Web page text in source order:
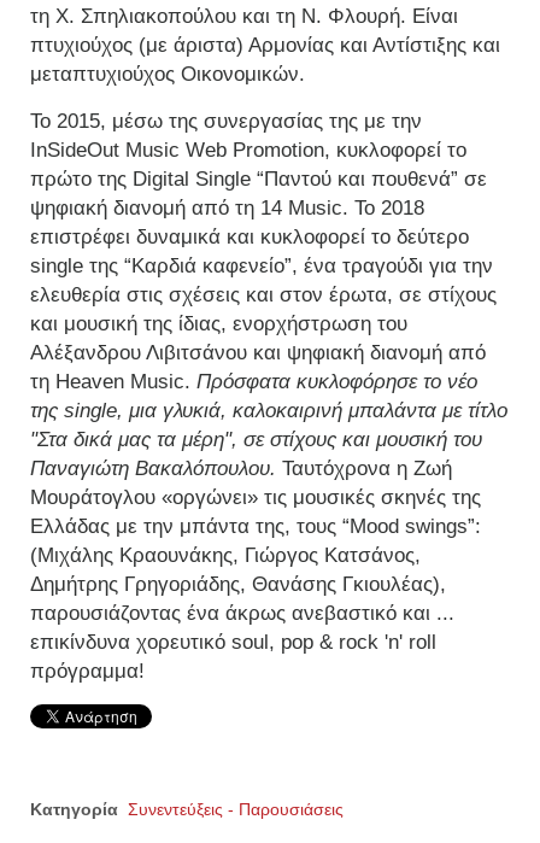
τη Χ. Σπηλιακοπούλου και τη Ν. Φλουρή. Είναι
πτυχιούχος (με άριστα) Αρμονίας και Αντίστιξης και
μεταπτυχιούχος Οικονομικών.
Το 2015, μέσω της συνεργασίας της με την
InSideOut Music Web Promotion, κυκλοφορεί το
πρώτο της Digital Single “Παντού και πουθενά” σε
ψηφιακή διανομή από τη 14 Music. Το 2018
επιστρέφει δυναμικά και κυκλοφορεί το δεύτερο
single της “Καρδιά καφενείο”, ένα τραγούδι για την
ελευθερία στις σχέσεις και στον έρωτα, σε στίχους
και μουσική της ίδιας, ενορχήστρωση του
Αλέξανδρου Λιβιτσάνου και ψηφιακή διανομή από
τη Heaven Music. Πρόσφατα κυκλοφόρησε το νέο
της single, μια γλυκιά, καλοκαιρινή μπαλάντα με τίτλο
"Στα δικά μας τα μέρη", σε στίχους και μουσική του
Παναγιώτη Βακαλόπουλου. Ταυτόχρονα η Ζωή
Μουράτογλου «οργώνει» τις μουσικές σκηνές της
Ελλάδας με την μπάντα της, τους “Mood swings”:
(Μιχάλης Κραουνάκης, Γιώργος Κατσάνος,
Δημήτρης Γρηγοριάδης, Θανάσης Γκιουλέας),
παρουσιάζοντας ένα άκρως ανεβαστικό και ...
επικίνδυνα χορευτικό soul, pop & rock 'n' roll
πρόγραμμα!
Κατηγορία Συνεντεύξεις - Παρουσιάσεις